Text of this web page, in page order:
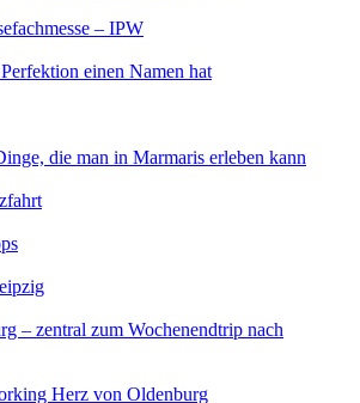
– IPW
einen Namen hat
die man in Marmaris erleben kann
– zentral zum Wochenendtrip nach
Herz von Oldenburg